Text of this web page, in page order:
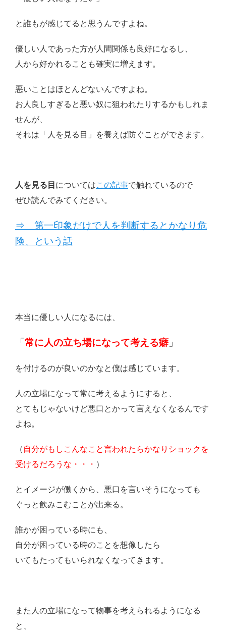
と誰もが感じてると思うんですよね。
優しい人であった方が人間関係も良好になるし、
人から好かれることも確実に増えます。
悪いことはほとんどないんですよね。
お人良しすぎると悪い奴に狙われたりするかもしれま
せんが、
それは「人を見る目」を養えば防ぐことができます。
人を見る目 についてはこの記事で触れているので
ぜひ読んでみてください。
⇒ 第一印象だけで人を判断するとかなり危
険、という話
本当に優しい人になるには、
「 常に人の立ち場になって考える癖 」
を付けるのが良いのかなと僕は感じています。
人の立場になって常に考えるようにすると、
とてもじゃないけど悪口とかって言えなくなるんです
よね。
（ 自分がもしこんなこと言われたらかなりショックを
受けるだろうな・・・ ）
とイメージが働くから、悪口を言いそうになっても
ぐっと飲みこむことが出来る。
誰かが困っている時にも、
自分が困っている時のことを想像したら
いてもたってもいられなくなってきます。
また人の立場になって物事を考えられるようになる
と、